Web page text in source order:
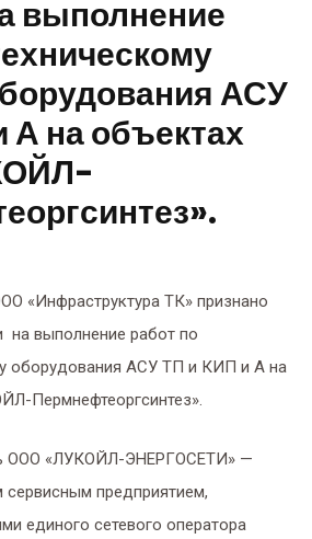
выполнение
АСУ
на объектах
«Инфраструктура ТК» признано
на выполнение работ по
оборудования АСУ ТП и КИП и А на
Пермнефтеоргсинтез».
ООО «ЛУКОЙЛ-ЭНЕРГОСЕТИ» —
предприятием,
единого сетевого оператора